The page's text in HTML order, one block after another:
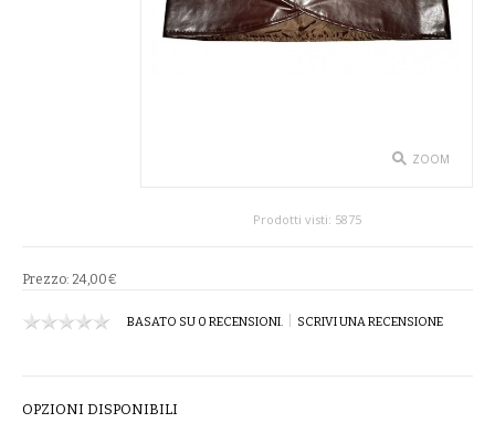
SOTTOGONNE
ZOOM
Prodotti visti: 5875
Prezzo: 24,00€
BASATO SU 0 RECENSIONI. SCRIVI UNA RECENSIONE
OPZIONI DISPONIBILI